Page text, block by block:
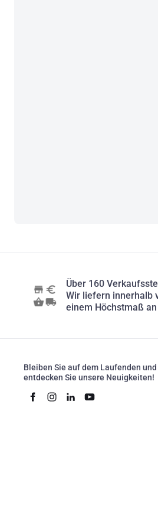
Über 160
Wir liefern innerhalb
einem Höchstmaß
Bleiben Sie auf dem Laufenden und
entdecken Sie unsere Neuigkeiten!